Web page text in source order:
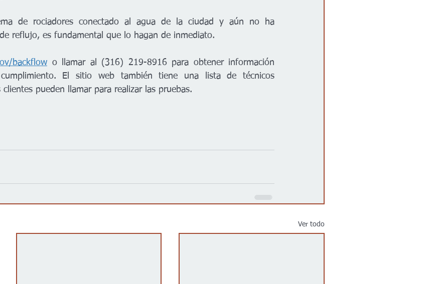
de rociadores conectado al agua de la ciudad y aún no ha
reflujo, es fundamental que lo hagan de inmediato.
backflow o llamar al (316) 219-8916 para obtener información
El sitio web también tiene una lista de técnicos
pueden llamar para realizar las pruebas.
Ver todo